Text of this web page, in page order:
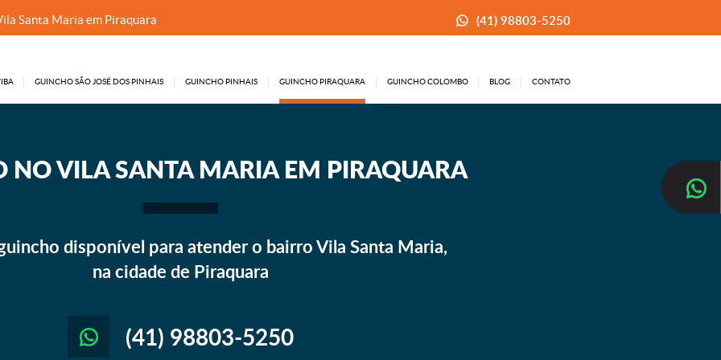
Santa Maria em Piraquara (41) 98803-5250
GUINCHO SÃO JOSÉ DOS PINHAIS GUINCHO PINHAIS GUINCHO PIRAQUARA GUINCHO COLOMBO BLOG CONTATO
NO VILA SANTA MARIA EM PIRAQUARA
disponível para atender o bairro Vila Santa Maria,
na cidade de Piraquara
(41) 98803-5250